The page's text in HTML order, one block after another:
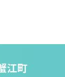
江町